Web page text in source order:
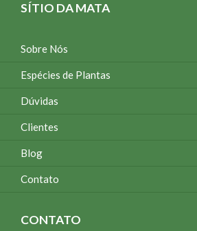
SÍTIO DA MATA
Sobre Nós
Espécies de Plantas
Dúvidas
Clientes
Blog
Contato
CONTATO